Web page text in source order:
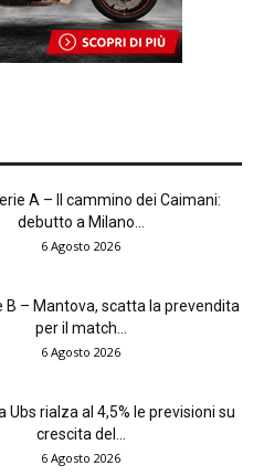
A – Il cammino dei Caimani:
debutto a Milano...
6 Agosto 2026
B – Mantova, scatta la prevendita
per il match...
6 Agosto 2026
Ubs rialza al 4,5% le previsioni su
crescita del...
6 Agosto 2026